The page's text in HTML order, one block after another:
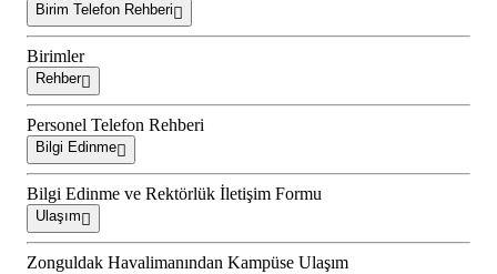
Birim Telefon Rehberi
Birimler
Rehber
Personel Telefon Rehberi
Bilgi Edinme
Bilgi Edinme ve Rektörlük İletişim Formu
Ulaşım
Zonguldak Havalimanından Kampüse Ulaşım